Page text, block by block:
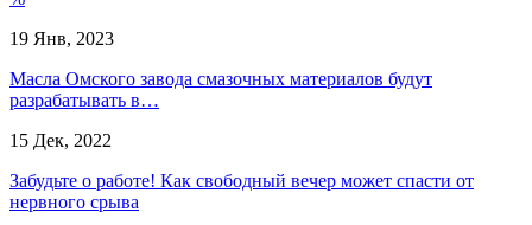
19 Янв, 2023
Масла Омского завода смазочных материалов будут
разрабатывать в…
15 Дек, 2022
Забудьте о работе! Как свободный вечер может спасти от
нервного срыва